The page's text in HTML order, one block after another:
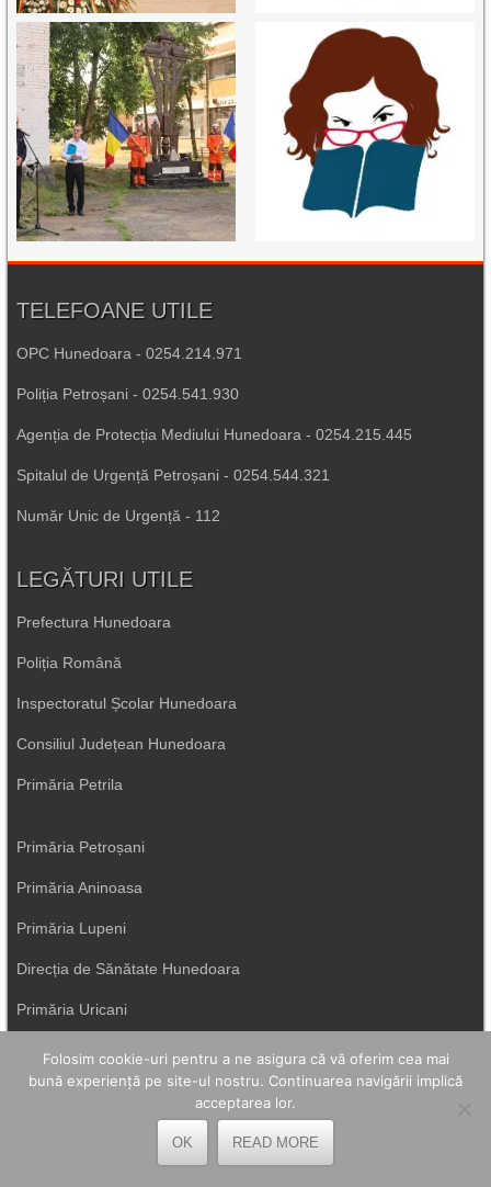
TELEFOANE UTILE
OPC Hunedoara - 0254.214.971
Poliția Petroșani - 0254.541.930
Agenția de Protecția Mediului Hunedoara - 0254.215.445
Spitalul de Urgență Petroșani - 0254.544.321
Număr Unic de Urgență - 112
LEGĂTURI UTILE
Prefectura Hunedoara
Poliția Română
Inspectoratul Școlar Hunedoara
Consiliul Județean Hunedoara
Primăria Petrila
Primăria Petroșani
Primăria Aninoasa
Primăria Lupeni
Direcția de Sănătate Hunedoara
Primăria Uricani
ISU Hunedoara
Primăria Vulcan
Folosim cookie-uri pentru a ne asigura că vă oferim cea mai
bună experiență pe site-ul nostru. Continuarea navigării implică
acceptarea lor.
OK READ MORE